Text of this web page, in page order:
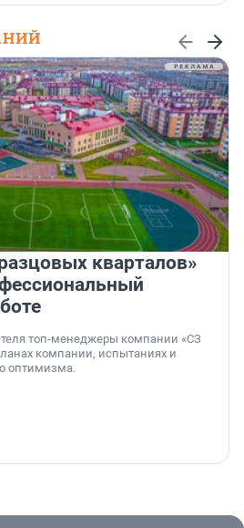
кварталов»
топ-менеджеры компании «СЗ
компании, испытаниях и
оптимизма.